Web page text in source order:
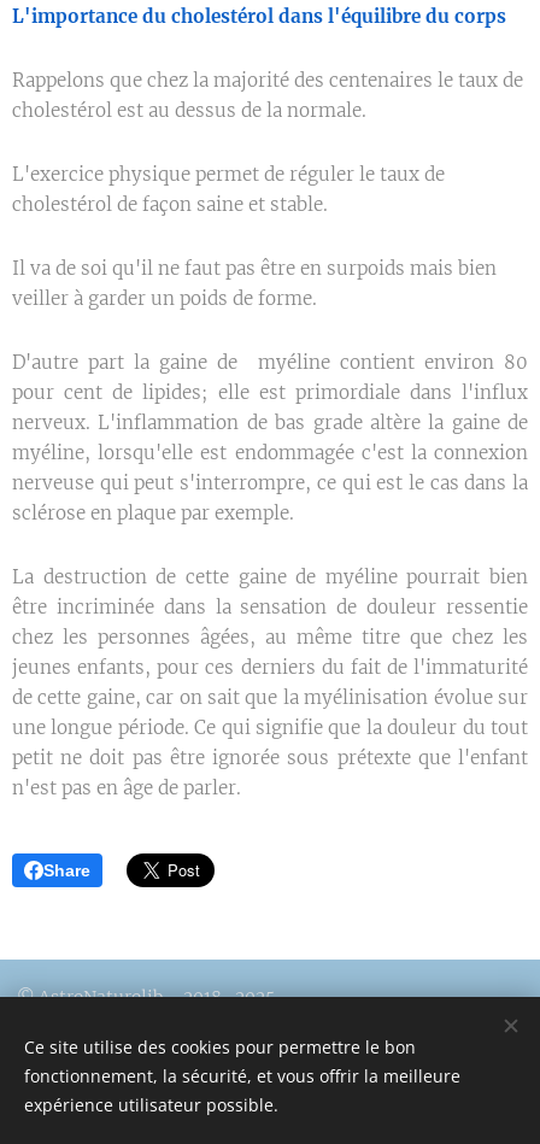
L'importance du cholestérol dans l'équilibre du corps
Rappelons que chez la majorité des centenaires le taux de
cholestérol est au dessus de la normale.
L'exercice physique permet de réguler le taux de
cholestérol de façon saine et stable.
Il va de soi qu'il ne faut pas être en surpoids mais bien
veiller à garder un poids de forme.
D'autre part la gaine de myéline contient environ 80
pour cent de lipides; elle est primordiale dans l'influx
nerveux. L'inflammation de bas grade altère la gaine de
myéline, lorsqu'elle est endommagée c'est la connexion
nerveuse qui peut s'interrompre, ce qui est le cas dans la
sclérose en plaque par exemple.
La destruction de cette gaine de myéline pourrait bien
être incriminée dans la sensation de douleur ressentie
chez les personnes âgées, au même titre que chez les
jeunes enfants, pour ces derniers du fait de l'immaturité
de cette gaine, car on sait que la myélinisation évolue sur
une longue période. Ce qui signifie que la douleur du tout
petit ne doit pas être ignorée sous prétexte que l'enfant
n'est pas en âge de parler.
Share
© AstroNaturolib – 2018–2025
Mentions légales https://www.astronaturolib.com
Ce site utilise des cookies pour permettre le bon
fonctionnement, la sécurité, et vous offrir la meilleure
expérience utilisateur possible.